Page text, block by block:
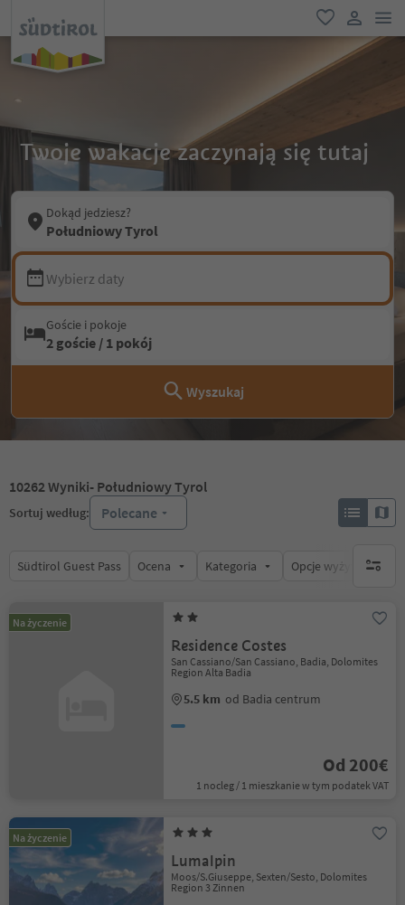
ulubione
link
Twoje wakacje zaczynają się tutaj
Dokąd jedziesz?
Południowy Tyrol
Wybierz daty
Goście i pokoje
2 goście / 1 pokój
Wyszukaj
10262Wyniki- Południowy Tyrol
Sortuj według: Polecane
Südtirol Guest Pass Ocena Kategoria Opcje wyżywieniabrak
Na życzenie
Residence Costes
San Cassiano/San Cassiano, Badia, Dolomites
Region Alta Badia
5.5 km od Badia centrum
Od 200€
1 nocleg / 1 mieszkanie w tym podatek VAT
Na życzenie
Lumalpin
Moos/S.Giuseppe, Sexten/Sesto, Dolomites
Region 3 Zinnen